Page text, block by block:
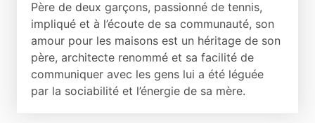
Père de deux garçons, passionné de tennis,
impliqué et à l’écoute de sa communauté, son
amour pour les maisons est un héritage de son
père, architecte renommé et sa facilité de
communiquer avec les gens lui a été léguée
par la sociabilité et l’énergie de sa mère.